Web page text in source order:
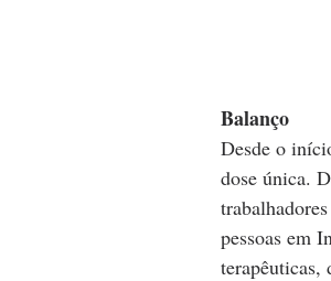
Balanço
Desde o
dose única.
pessoas em
terapêuticas,